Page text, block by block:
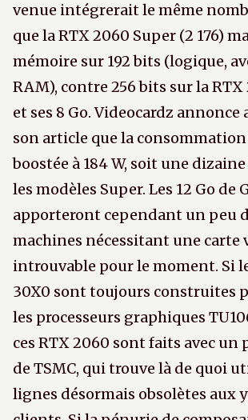
venue intégrerait le même
que la RTX 2060 Super (2 176)
mémoire sur 192 bits (logique,
RAM), contre 256 bits sur la
et ses 8 Go. Videocardz annonce
son article que la
boostée à 184 W, soit une
les modèles Super. Les 12 Go de
apporteront cependant un peu
machines nécessitant une carte
introuvable pour le moment. Si
30X0 sont toujours construites
les processeurs graphiques
ces RTX 2060 sont faits avec un
de TSMC, qui trouve là de quoi
lignes désormais obsolètes aux